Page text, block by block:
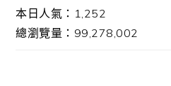
本日人氣：1,252
總瀏覽量：99,278,002